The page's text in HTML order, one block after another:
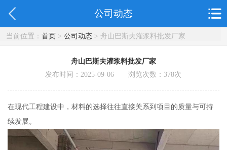
公司动态
当前位置： 首页> 公司动态> 舟山巴斯夫灌浆料批发厂家
舟山巴斯夫灌浆料批发厂家
发布时间：2025-09-06 浏览次数：378次
在现代工程建设中，材料的选择往往直接关系到项目的质量与可持
续发展。